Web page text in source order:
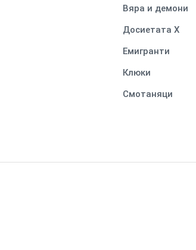
Вяра и демони
Досиетата Х
Емигранти
Клюки
Смотаняци